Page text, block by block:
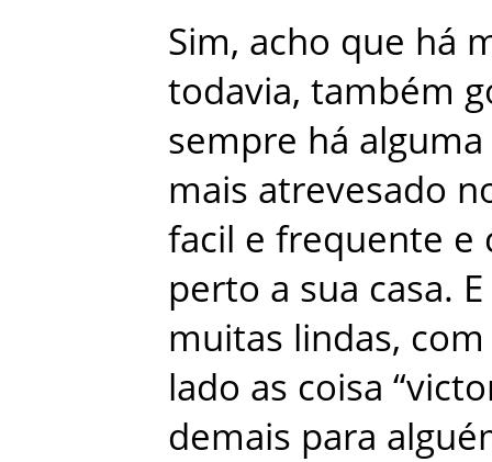
Sim, acho que há
todavia, também
sempre há alguma
mais atrevesado
facil e frequente e
perto a sua casa. E
muitas lindas, com
lado as coisa “
demais para